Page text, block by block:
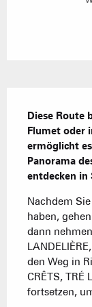
Diese Route
Flumet oder
ermöglicht
Panorama
entdecken in
Nachdem
haben,
dann
den Weg in
CRÊTS, TRÉ
fortsetzen,